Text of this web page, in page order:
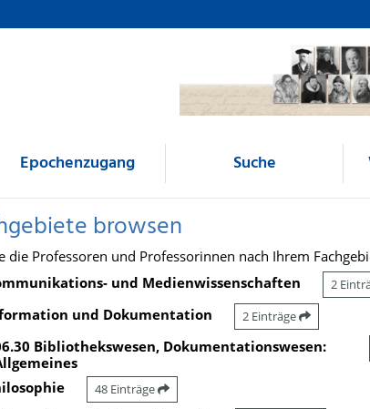
Epochenzugang Suche
browsen
die Professoren und Professorinnen nach Ihrem
und Medienwissenschaften
2
und Dokumentation 2 Einträge
Bibliothekswesen, Dokumentationswesen:
48 Einträge